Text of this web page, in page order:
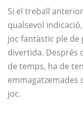
Si el treball
qualsevol indicació,
joc fantàstic ple de
divertida. Després
de temps, ha de
emmagatzemades
joc.